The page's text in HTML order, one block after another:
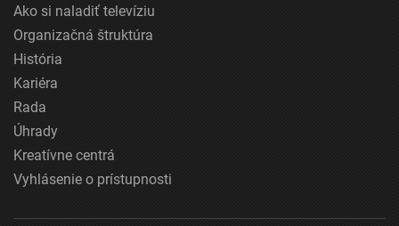
Ako si naladiť televíziu
Organizačná štruktúra
História
Kariéra
Rada
Úhrady
Kreatívne centrá
Vyhlásenie o prístupnosti